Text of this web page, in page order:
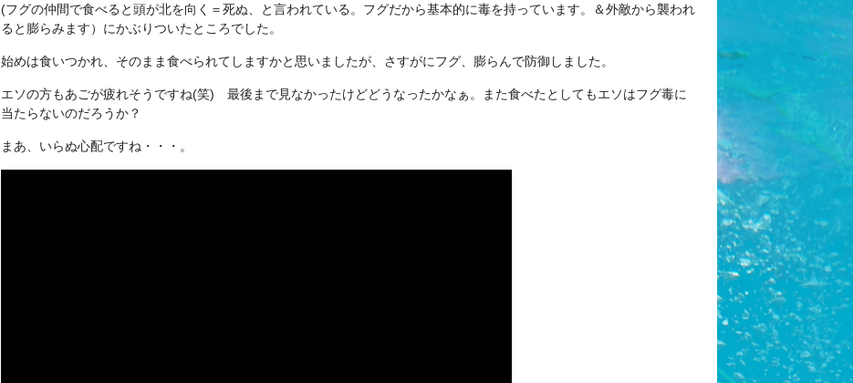
(フグの仲間で食べると頭が北を向く＝死ぬ、と言われている。フグだから基本的に毒を持っています。＆外敵から襲われ
ると膨らみます）にかぶりついたところでした。
始めは食いつかれ、そのまま食べられてしますかと思いましたが、さすがにフグ、膨らんで防御しました。
エソの方もあごが疲れそうですね(笑) 最後まで見なかったけどどうなったかなぁ。また食べたとしてもエソはフグ毒に
当たらないのだろうか？
まあ、いらぬ心配ですね・・・。